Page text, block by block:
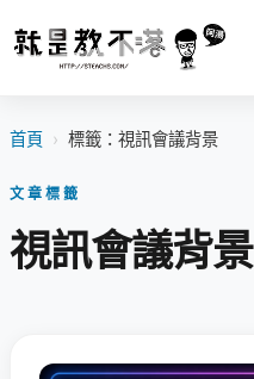
首頁 › 標籤：視訊會議背景
文章標籤
視訊會議背景